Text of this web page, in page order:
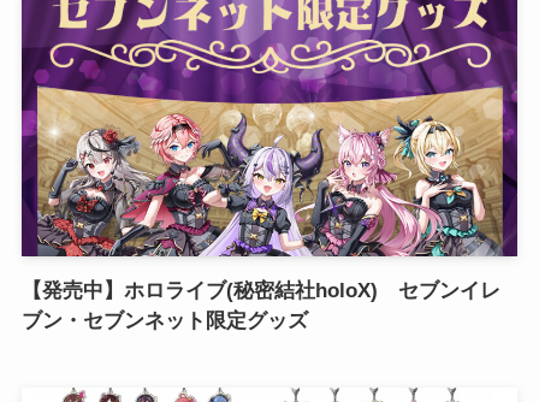
【発売中】ホロライブ(秘密結社holoX) セブンイレ
ブン・セブンネット限定グッズ